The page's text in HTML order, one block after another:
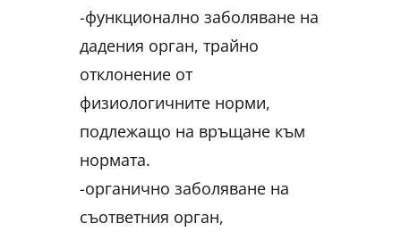
-функционално заболяване на
дадения орган, трайно
отклонение от
физиологичните норми,
подлежащо на връщане към
нормата.
-органично заболяване на
съответния орган,